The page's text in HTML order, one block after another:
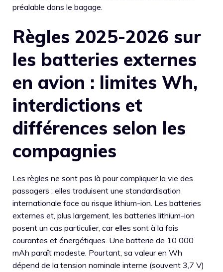
préalable dans le bagage.
Règles 2025-2026 sur
les batteries externes
en avion : limites Wh,
interdictions et
différences selon les
compagnies
Les règles ne sont pas là pour compliquer la vie des
passagers : elles traduisent une standardisation
internationale face au risque lithium-ion. Les batteries
externes et, plus largement, les batteries lithium-ion
posent un cas particulier, car elles sont à la fois
courantes et énergétiques. Une batterie de 10 000
mAh paraît modeste. Pourtant, sa valeur en Wh
dépend de la tension nominale interne (souvent 3,7 V)